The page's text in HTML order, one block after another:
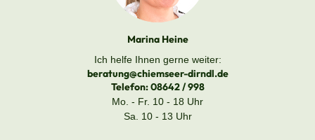
Marina Heine
Ich helfe Ihnen gerne weiter:
beratung@chiemseer-dirndl.de
Telefon:08642 / 998
Mo. - Fr. 10 - 18 Uhr
Sa. 10 - 13 Uhr